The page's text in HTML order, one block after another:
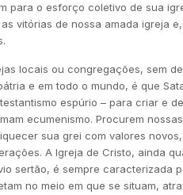
para o esforço coletivo de sua
vitórias de nossa amada igreja
locais ou congregações, sem
e em todo o mundo, é que
espúrio – para criar e
ecumenismo. Procurem
sua grei com valores
A Igreja de Cristo, ainda
sertão, é sempre caracterizada
no meio em que se situam,